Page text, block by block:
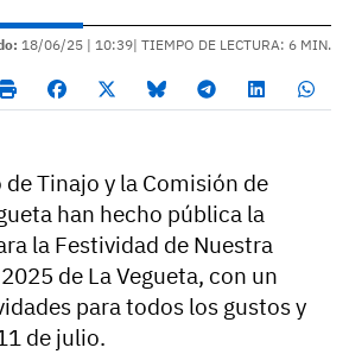
18/06/25 | 10:39| TIEMPO DE LECTURA: 6 MIN.
Tinajo y la Comisión de
han hecho pública la
la Festividad de Nuestra
de La Vegueta, con un
para todos los gustos y
de julio.